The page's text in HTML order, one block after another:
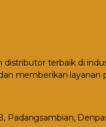
distributor terbaik di
memberikan layanan
Padangsambian,